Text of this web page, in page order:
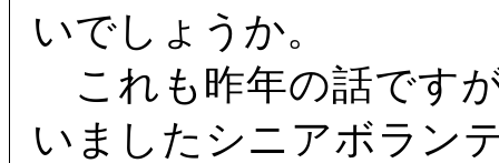
いでしょうか。
これも昨年の話です
いましたシニアボラン